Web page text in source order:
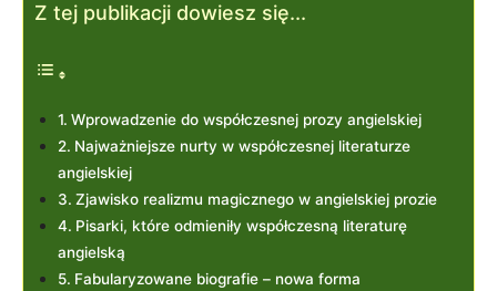
Z tej publikacji dowiesz się...
Wprowadzenie do współczesnej prozy angielskiej
Najważniejsze nurty w współczesnej literaturze
angielskiej
Zjawisko realizmu magicznego w angielskiej prozie
Pisarki, które odmieniły współczesną literaturę
angielską
Fabularyzowane biografie – nowa forma